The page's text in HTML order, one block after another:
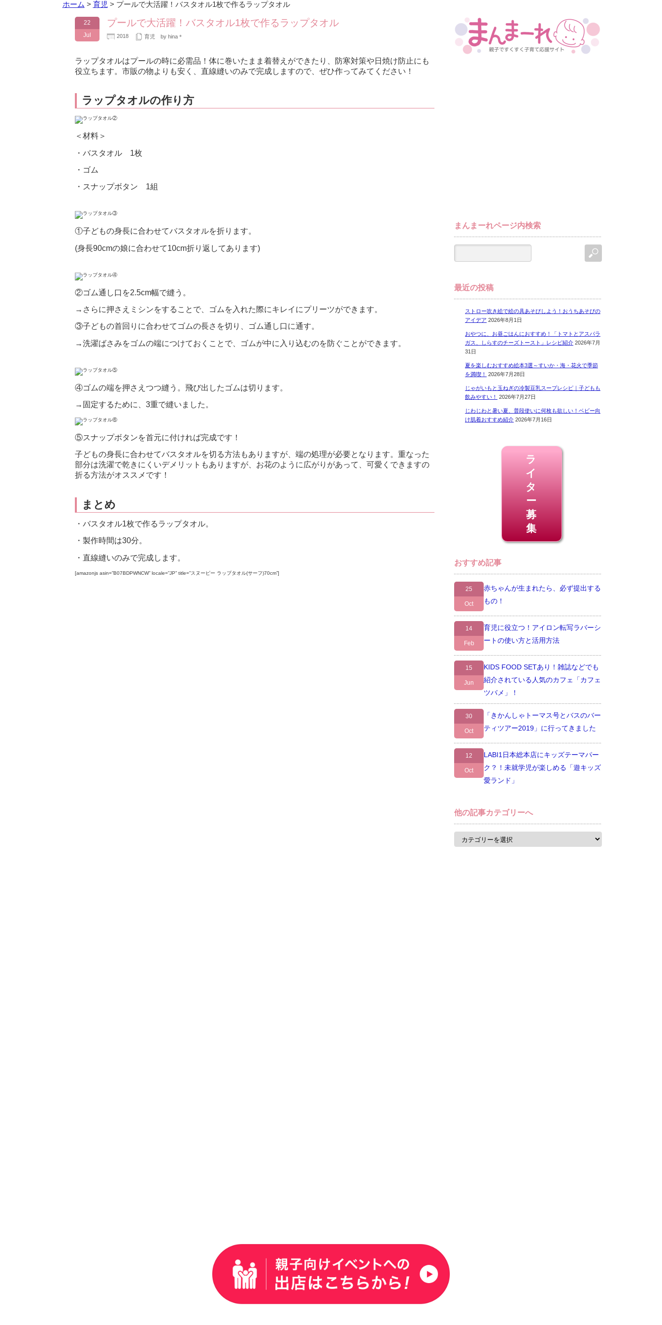
ホーム > 育児 > プールで大活躍！バスタオル1枚で作るラップタオル
22
Jul
プールで大活躍！バスタオル1枚で作るラップタオル
2018 育児 by hina＊
ラップタオルはプールの時に必需品！体に巻いたまま着替えができたり、防寒対策や日焼け防止にも
役立ちます。市販の物よりも安く、直線縫いのみで完成しますので、ぜひ作ってみてください！
ラップタオルの作り方
＜材料＞
・バスタオル 1枚
・ゴム
・スナップボタン 1組
①子どもの身長に合わせてバスタオルを折ります。
(身長90cmの娘に合わせて10cm折り返してあります)
②ゴム通し口を2.5cm幅で縫う。
→さらに押さえミシンをすることで、ゴムを入れた際にキレイにプリーツができます。
③子どもの首回りに合わせてゴムの長さを切り、ゴム通し口に通す。
→洗濯ばさみをゴムの端につけておくことで、ゴムが中に入り込むのを防ぐことができます。
④ゴムの端を押さえつつ縫う。飛び出したゴムは切ります。
→固定するために、3重で縫いました。
⑤スナップボタンを首元に付ければ完成です！
子どもの身長に合わせてバスタオルを切る方法もありますが、端の処理が必要となります。重なった
部分は洗濯で乾きにくいデメリットもありますが、お花のように広がりがあって、可愛くできますの
折る方法がオススメです！
まとめ
・バスタオル1枚で作るラップタオル。
・製作時間は30分。
・直線縫いのみで完成します。
[amazonjs asin=”B07BDPWNCW” locale=”JP” title=”スヌーピー ラップタオル(サーフ)70cm”]
まんまーれページ内検索
最近の投稿
ストロー吹き絵で絵の具あそびしよう！おうちあそびの
アイデア 2026年8月1日
おやつに、お昼ごはんにおすすめ！「トマトとアスパラ
ガス、しらすのチーズトースト」レシピ紹介 2026年7月
31日
夏を楽しむおすすめ絵本3選～すいか・海・花火で季節
を満喫！
2026年7月28日
じゃがいもと玉ねぎの冷製豆乳スープレシピ｜子どもも
飲みやすい！
2026年7月27日
じわじわと暑い夏、普段使いに何枚も欲しい！ベビー向
け肌着おすすめ紹介 2026年7月16日
ラ
イ
タ
ー
募
集
おすすめ記事
25
Oct
赤ちゃんが生まれたら、必ず提出する
もの！
14
Feb
育児に役立つ！アイロン転写ラバーシ
ートの使い方と活用方法
15
Jun
KIDS FOOD SETあり！雑誌などでも
紹介されている人気のカフェ「カフェ
ツバメ」！
30
Oct
「きかんしゃトーマス号とバスのバー
ティツアー2019」に行ってきました
12
Oct
LABI1日本総本店にキッズテーマパー
ク？！未就学児が楽しめる「遊キッズ
愛ランド」
他の記事カテゴリーへ
他